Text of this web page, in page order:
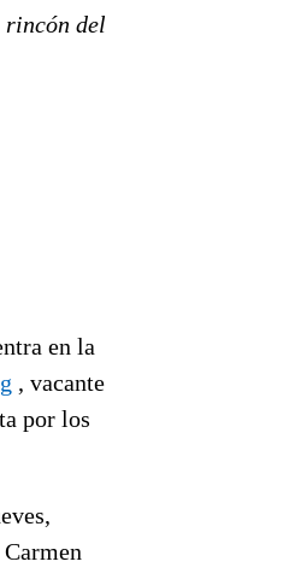
rincón del
en la
, vacante
por los